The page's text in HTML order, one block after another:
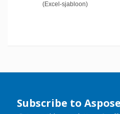
(Excel-sjabloon)
Subscribe to